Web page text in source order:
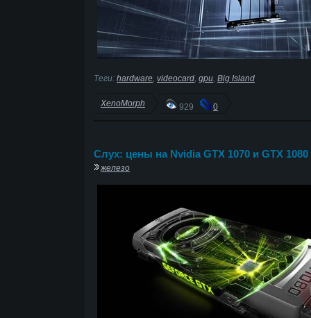
Теги: hardware videocard gpu Big Island
XenoMorph 929 0
Слух: цены на Nvidia GTX 1070 и GTX 1080
железо